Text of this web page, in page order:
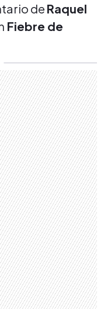
de Raquel
Fiebre de